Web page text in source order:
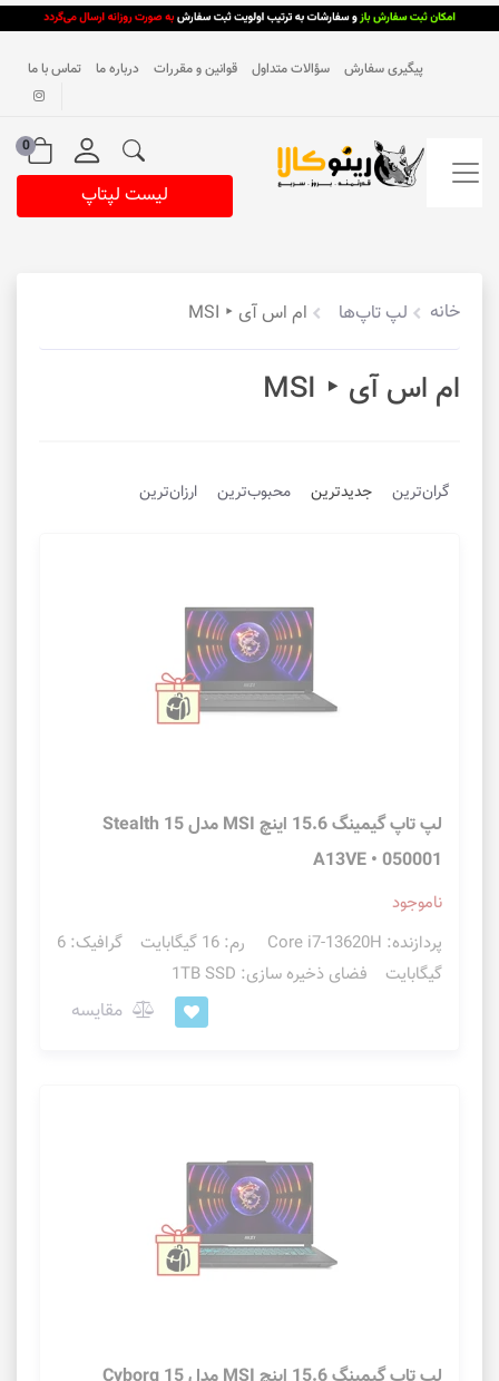
پیگیری سفارش سؤالات متداول قوانین و مقررات درباره ما تماس با ما
0
لیست لپتاپ
خانه لپ تاپ‌ها ام اس آی ‣ MSI
ام اس آی ‣ MSI
گران‌ترین جدیدترین محبوب‌ترین ارزان‌ترین
لپ تاپ گیمینگ 15.6 اینچ MSI مدل Stealth 15
A13VE • 050001
ناموجود
پردازنده: Core i7-13620H رم: 16 گیگابایت گرافیک: 6
گیگابایت فضای ذخیره سازی: 1TB SSD
مقایسه